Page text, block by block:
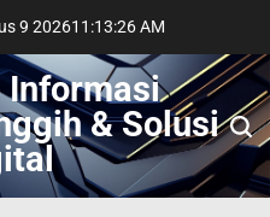
9 202611 :13:26 AM
Informasi
& Solusi